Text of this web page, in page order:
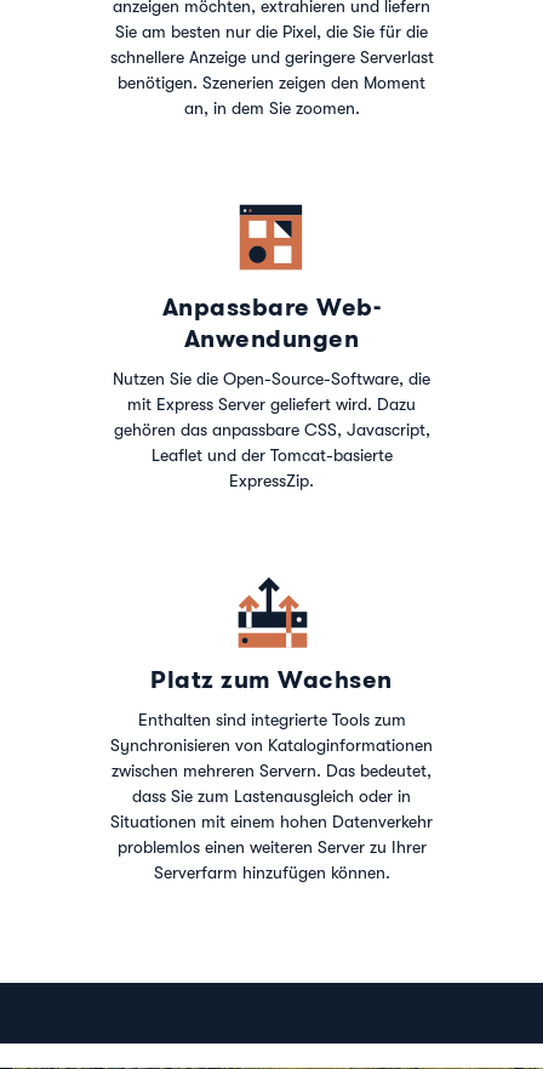
anzeigen möchten, extrahieren und liefern
Sie am besten nur die Pixel, die Sie für die
schnellere Anzeige und geringere Serverlast
benötigen. Szenerien zeigen den Moment
an, in dem Sie zoomen.
Anpassbare Web-
Anwendungen
Nutzen Sie die Open-Source-Software, die
mit Express Server geliefert wird. Dazu
gehören das anpassbare CSS, Javascript,
Leaflet und der Tomcat-basierte
ExpressZip.
Platz zum Wachsen
Enthalten sind integrierte Tools zum
Synchronisieren von Kataloginformationen
zwischen mehreren Servern. Das bedeutet,
dass Sie zum Lastenausgleich oder in
Situationen mit einem hohen Datenverkehr
problemlos einen weiteren Server zu Ihrer
Serverfarm hinzufügen können.